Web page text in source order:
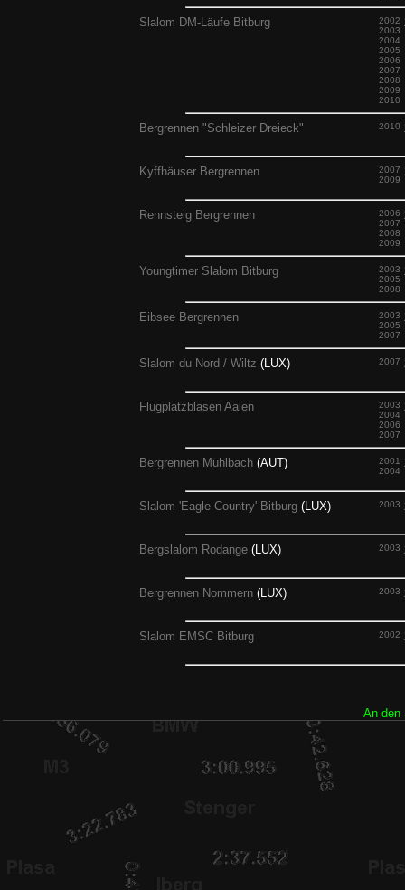
Slalom DM-Läufe Bitburg
2002
2003
2004
2005
2006
2007
2008
2009
2010
Bergrennen "Schleizer Dreieck" 2010
Kyffhäuser Bergrennen
2007
2009
Rennsteig Bergrennen
2006
2007
2008
2009
Youngtimer Slalom Bitburg
2003
2005
2008
Eibsee Bergrennen
2003
2005
2007
Slalom du Nord / Wiltz (LUX) 2007
Flugplatzblasen Aalen
2003
2004
2006
2007
Bergrennen Mühlbach (AUT)
2001
2004
Slalom 'Eagle Country' Bitburg (LUX) 2003
Bergslalom Rodange (LUX) 2003
Bergrennen Nommern (LUX) 2003
Slalom EMSC Bitburg 2002
An den